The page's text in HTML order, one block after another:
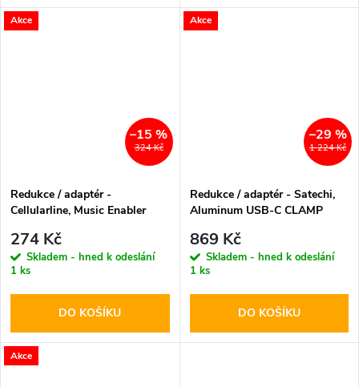
Akce
324 Kč
–15 %
Redukce / adaptér -
Cellularline, Music Enabler
274 Kč
Skladem - hned k odeslání
1 ks
DO KOŠÍKU
Akce
1 224 Kč
–29 %
Redukce / adaptér - Satechi,
Aluminum USB-C CLAMP
869 Kč
Skladem - hned k odeslání
1 ks
DO KOŠÍKU
Akce